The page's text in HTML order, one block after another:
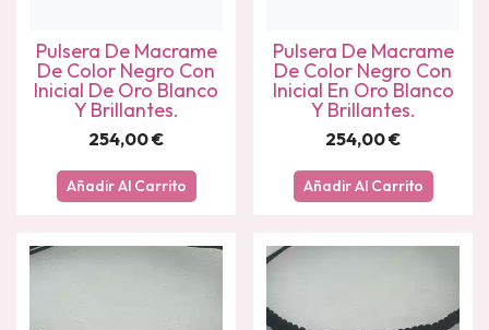
Pulsera De Macrame
De Color Negro Con
Inicial De Oro Blanco
Y Brillantes.
254,00€
Añadir Al Carrito
Pulsera De Macrame
De Color Negro Con
Inicial En Oro Blanco
Y Brillantes.
254,00€
Añadir Al Carrito